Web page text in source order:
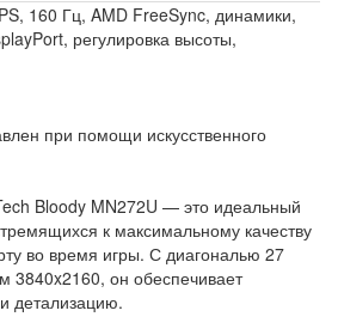
160 Гц, AMD FreeSync, динамики,
регулировка высоты,
при помощи искусственного
Bloody MN272U — это идеальный
к максимальному качеству
во время игры. С диагональю 27
3840x2160, он обеспечивает
детализацию.